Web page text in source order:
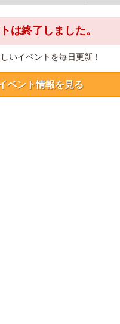
は終了しました。
いイベントを毎日更新！
ベント情報を見る